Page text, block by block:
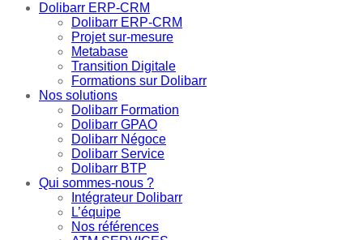
Dolibarr ERP-CRM
Dolibarr ERP-CRM
Projet sur-mesure
Metabase
Transition Digitale
Formations sur Dolibarr
Nos solutions
Dolibarr Formation
Dolibarr GPAO
Dolibarr Négoce
Dolibarr Service
Dolibarr BTP
Qui sommes-nous ?
Intégrateur Dolibarr
L’équipe
Nos références